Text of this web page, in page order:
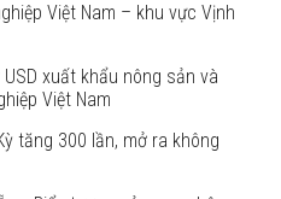
Việt Nam – khu vực Vịnh
xuất khẩu nông sản và
Việt Nam
tăng 300 lần, mở ra không